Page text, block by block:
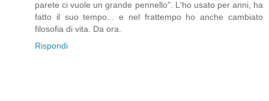
parete ci vuole un grande pennello". L'ho usato per anni, ha
fatto il suo tempo... e nel frattempo ho anche cambiato
filosofia di vita. Da ora.
Rispondi